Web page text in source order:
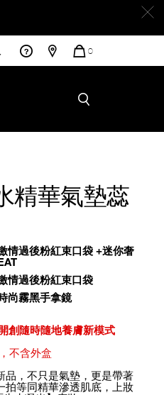
您
0
精華氣墊蕊
情過後粉紅束口袋 +迷你奢
情過後粉紅束口袋
尚霧黑手拿鏡
創隨時隨地養膚新模式
不含外盒
品，不只是氣墊，更是帶著
拍等同精華滲透肌底，上妝